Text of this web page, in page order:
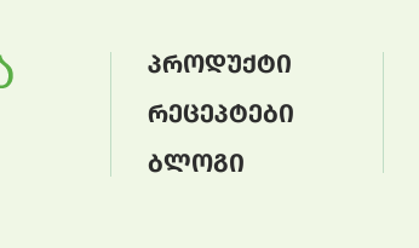
პროდუქტი
რეცეპტები
ბლოგი